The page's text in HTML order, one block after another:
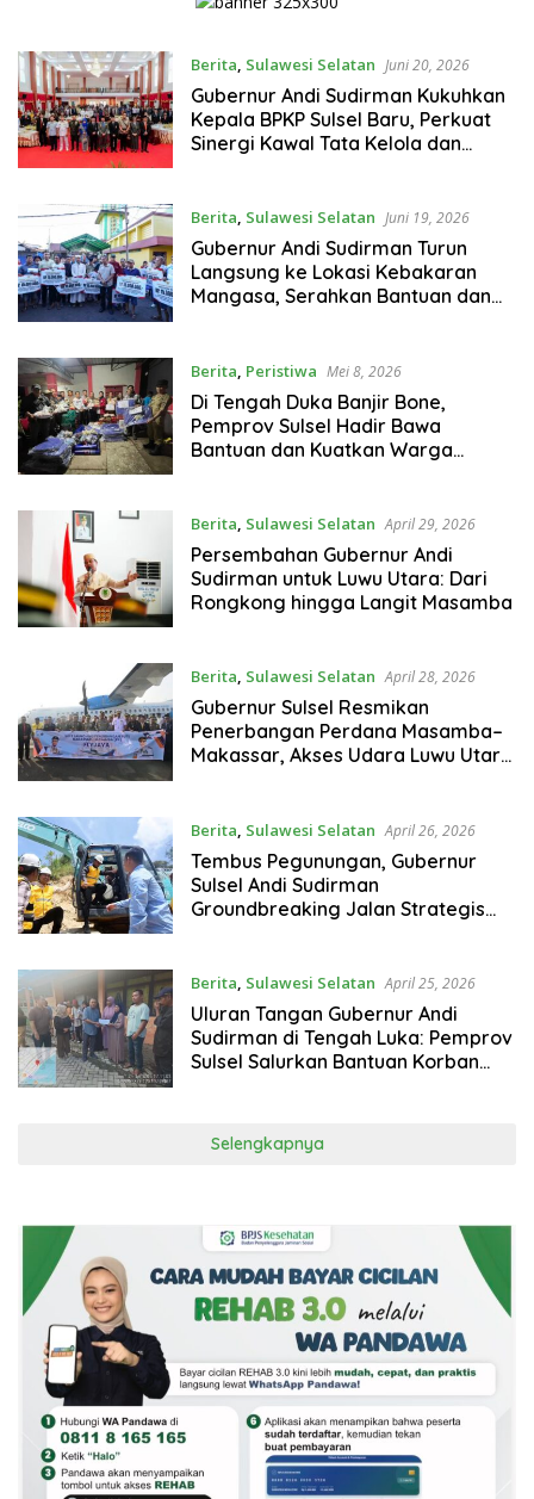
Berita Sulawesi Selatan Juni 20, 2026
Gubernur Andi Sudirman Kukuhkan
Kepala BPKP Sulsel Baru, Perkuat
Sinergi Kawal Tata Kelola dan
Berita, Sulawesi Selatan Juni 19, 2026
Gubernur Andi Sudirman Turun
Langsung ke Lokasi Kebakaran
Mangasa, Serahkan Bantuan dan
Berita Peristiwa Mei 8, 2026
Di Tengah Duka Banjir Bone,
Pemprov Sulsel Hadir Bawa
Bantuan dan Kuatkan Warga
Berita, Sulawesi Selatan April 29, 2026
Persembahan Gubernur Andi
Sudirman untuk Luwu Utara: Dari
Rongkong hingga Langit Masamba
Berita, Sulawesi Selatan April 28, 2026
Gubernur Sulsel Resmikan
Penerbangan Perdana Masamba–
Makassar, Akses Udara Luwu Utara
Berita, Sulawesi Selatan April 26, 2026
Tembus Pegunungan, Gubernur
Sulsel Andi Sudirman
Groundbreaking Jalan Strategis
Berita, Sulawesi Selatan April 25, 2026
Uluran Tangan Gubernur Andi
Sudirman di Tengah Luka: Pemprov
Sulsel Salurkan Bantuan Korban
Selengkapnya